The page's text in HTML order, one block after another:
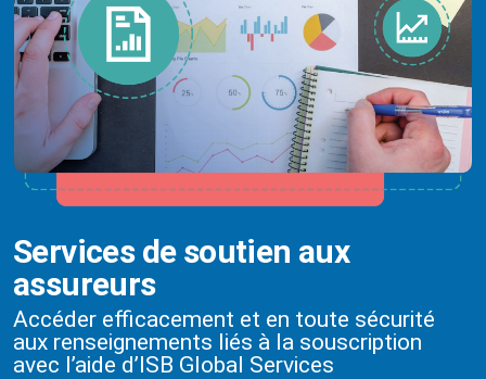
Services de soutien aux
assureurs
Accéder efficacement et en toute sécurité
aux renseignements liés à la souscription
avec l’aide d’ISB Global Services